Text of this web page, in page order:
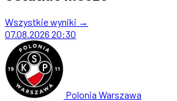
Wszystkie wyniki →
07.08.2026 20:30
Polonia Warszawa